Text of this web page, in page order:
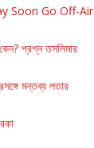
Soon Go Off-Air
কেন? প্রশ্ন তসলিমার
মন্তব্য লতার